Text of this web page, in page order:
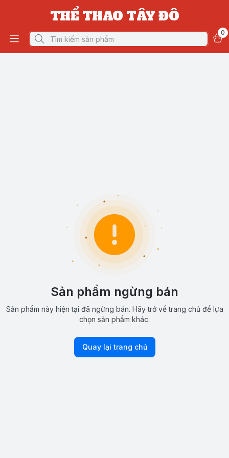
THỂ THAO TÂY ĐÔ
0
Sản phẩm ngừng bán
Sản phẩm này hiện tại đã ngừng bán. Hãy trở về trang chủ để lựa
chọn sản phẩm khác.
Quay lại trang chủ